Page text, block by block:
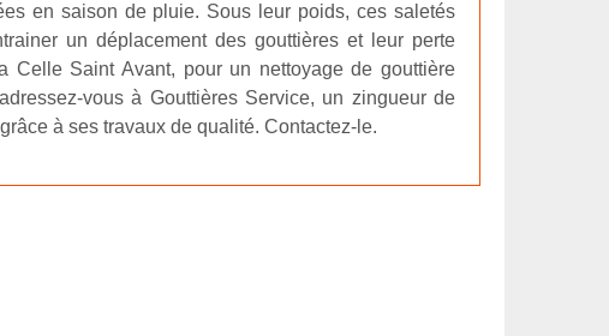
en saison de pluie. Sous leur poids, ces saletés
un déplacement des gouttières et leur perte
Celle Saint Avant, pour un nettoyage de gouttière
vous à Gouttières Service, un zingueur de
à ses travaux de qualité. Contactez-le.